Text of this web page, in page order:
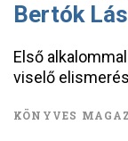
Bertók
Első
viselő
KÖNYVES